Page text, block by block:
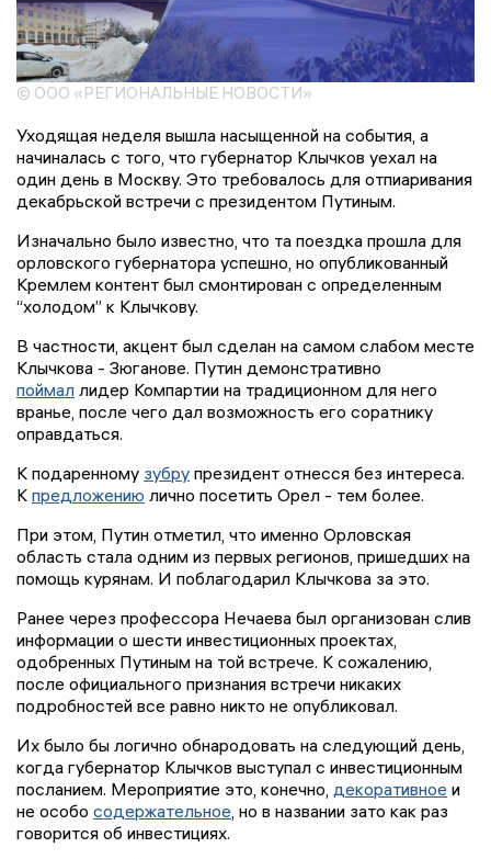
© ООО «РЕГИОНАЛЬНЫЕ НОВОСТИ»
Уходящая неделя вышла насыщенной на события, а
начиналась с того, что губернатор Клычков уехал на
один день в Москву. Это требовалось для отпиаривания
декабрьской встречи с президентом Путиным.
Изначально было известно, что та поездка прошла для
орловского губернатора успешно, но опубликованный
Кремлем контент был смонтирован с определенным
“холодом” к Клычкову.
В частности, акцент был сделан на самом слабом месте
Клычкова - Зюганове. Путин демонстративно
поймал лидер Компартии на традиционном для него
вранье, после чего дал возможность его соратнику
оправдаться.
К подаренному зубру президент отнесся без интереса.
К предложению лично посетить Орел - тем более.
При этом, Путин отметил, что именно Орловская
область стала одним из первых регионов, пришедших на
помощь курянам. И поблагодарил Клычкова за это.
Ранее через профессора Нечаева был организован слив
информации о шести инвестиционных проектах,
одобренных Путиным на той встрече. К сожалению,
после официального признания встречи никаких
подробностей все равно никто не опубликовал.
Их было бы логично обнародовать на следующий день,
когда губернатор Клычков выступал с инвестиционным
посланием. Мероприятие это, конечно, декоративное и
не особо содержательное , но в названии зато как раз
говорится об инвестициях.